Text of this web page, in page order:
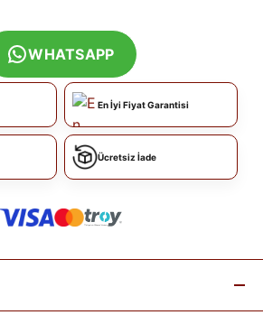
WHATSAPP
En İyi Fiyat Garantisi
Ücretsiz İade